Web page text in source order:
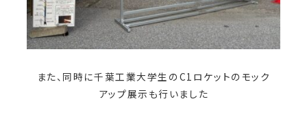
また、同時に千葉工業大学生のC1ロケットのモック
アップ展示も行いました